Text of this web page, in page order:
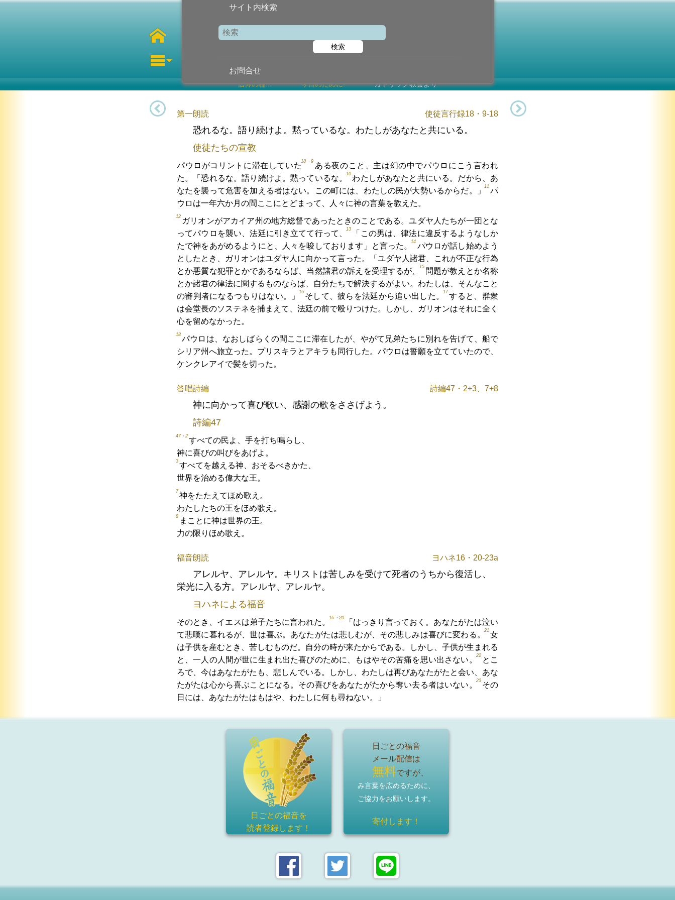
サイト内検索
検索
お問合せ
信仰の糧... 今日のために! カトリック教会より
第一朗読 使徒言行録18・9-18
恐れるな。語り続けよ。黙っているな。わたしがあなたと共にいる。
使徒たちの宣教
パウロがコリントに滞在していた
18・9
ある夜のこと、主は幻の中でパウロにこう言われ
た。「恐れるな。語り続けよ。黙っているな。
10
わたしがあなたと共にいる。だから、あ
なたを襲って危害を加える者はない。この町には、わたしの民が大勢いるからだ。」
11
パ
ウロは一年六か月の間ここにとどまって、人々に神の言葉を教えた。
12
ガリオンがアカイア州の地方総督であったときのことである。ユダヤ人たちが一団とな
ってパウロを襲い、法廷に引き立てて行って、
13
「この男は、律法に違反するようなしか
たで神をあがめるようにと、人々を唆しております」と言った。
14
パウロが話し始めよう
としたとき、ガリオンはユダヤ人に向かって言った。「ユダヤ人諸君、これが不正な行為
とか悪質な犯罪とかであるならば、当然諸君の訴えを受理するが、
15
問題が教えとか名称
とか諸君の律法に関するものならば、自分たちで解決するがよい。わたしは、そんなこと
の審判者になるつもりはない。」
16
そして、彼らを法廷から追い出した。
17
すると、群衆
は会堂長のソステネを捕まえて、法廷の前で殴りつけた。しかし、ガリオンはそれに全く
心を留めなかった。
18
パウロは、なおしばらくの間ここに滞在したが、やがて兄弟たちに別れを告げて、船で
シリア州へ旅立った。プリスキラとアキラも同行した。パウロは誓願を立てていたので、
ケンクレアイで髪を切った。
答唱詩編 詩編47・2+3、7+8
神に向かって喜び歌い、感謝の歌をささげよう。
詩編47
47・2
すべての民よ、手を打ち鳴らし、
神に喜びの叫びをあげよ。
3
すべてを越える神、おそるべきかた、
世界を治める偉大な王。
7
神をたたえてほめ歌え。
わたしたちの王をほめ歌え。
8
まことに神は世界の王。
力の限りほめ歌え。
福音朗読 ヨハネ16・20-23a
アレルヤ、アレルヤ。キリストは苦しみを受けて死者のうちから復活し、
栄光に入る方。アレルヤ、アレルヤ。
ヨハネによる福音
そのとき、イエスは弟子たちに言われた。
16・20
「はっきり言っておく。あなたがたは泣い
て悲嘆に暮れるが、世は喜ぶ。あなたがたは悲しむが、その悲しみは喜びに変わる。
21
女
は子供を産むとき、苦しむものだ。自分の時が来たからである。しかし、子供が生まれる
と、一人の人間が世に生まれ出た喜びのために、もはやその苦痛を思い出さない。
22
とこ
ろで、今はあなたがたも、悲しんでいる。しかし、わたしは再びあなたがたと会い、あな
たがたは心から喜ぶことになる。その喜びをあなたがたから奪い去る者はいない。
23
その
日には、あなたがたはもはや、わたしに何も尋ねない。」
日ごとの福音を
読者登録します！
日ごとの福音
メール配信は
無料ですが、
み言葉を広めるために、
ご協力をお願いします。
寄付します！